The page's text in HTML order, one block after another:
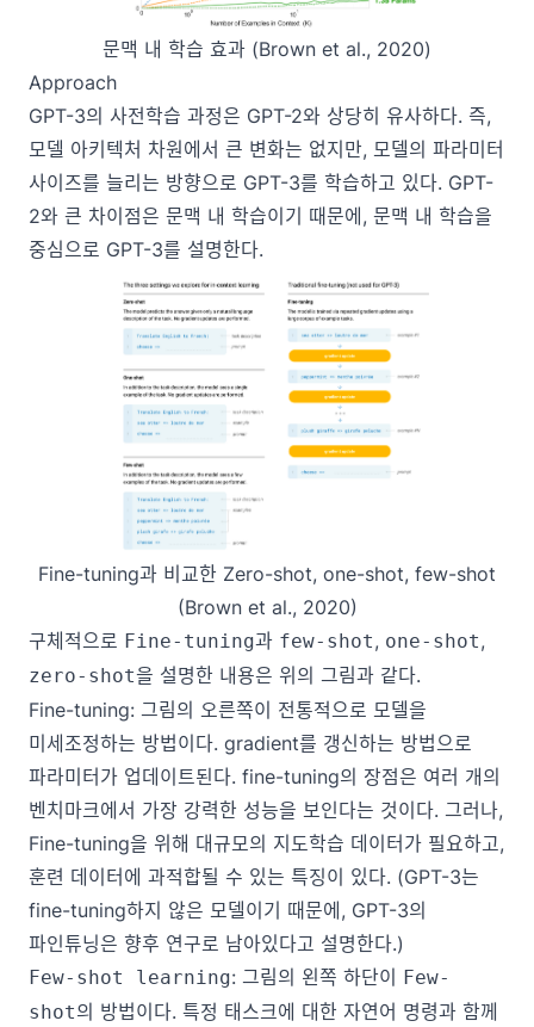
문맥 내 학습 효과 (Brown et al., 2020)
Approach
GPT-3의 사전학습 과정은 GPT-2와 상당히 유사하다. 즉,
모델 아키텍처 차원에서 큰 변화는 없지만, 모델의 파라미터
사이즈를 늘리는 방향으로 GPT-3를 학습하고 있다. GPT-
2와 큰 차이점은 문맥 내 학습이기 때문에, 문맥 내 학습을
중심으로 GPT-3를 설명한다.
Fine-tuning과 비교한 Zero-shot, one-shot, few-shot
(Brown et al., 2020)
구체적으로 Fine-tuning과 few-shot, one-shot,
zero-shot을 설명한 내용은 위의 그림과 같다.
Fine-tuning: 그림의 오른쪽이 전통적으로 모델을
미세조정하는 방법이다. gradient를 갱신하는 방법으로
파라미터가 업데이트된다. fine-tuning의 장점은 여러 개의
벤치마크에서 가장 강력한 성능을 보인다는 것이다. 그러나,
Fine-tuning을 위해 대규모의 지도학습 데이터가 필요하고,
훈련 데이터에 과적합될 수 있는 특징이 있다. (GPT-3는
fine-tuning하지 않은 모델이기 때문에, GPT-3의
파인튜닝은 향후 연구로 남아있다고 설명한다.)
Few-shot learning: 그림의 왼쪽 하단이
Few-
shot의 방법이다. 특정 태스크에 대한 자연어 명령과 함께